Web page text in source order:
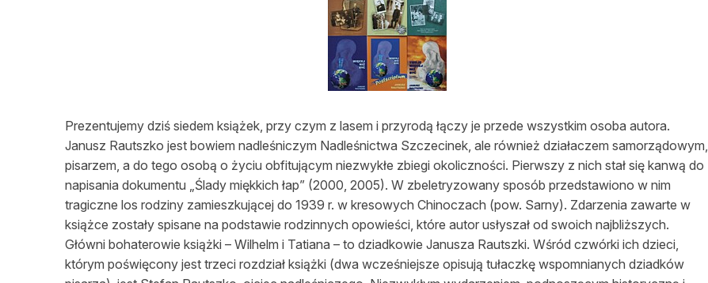
Lasy prywatne
Prezentujemy dziś siedem książek, przy czym z lasem i przyrodą łączy je przede wszystkim osoba autora.
Janusz Rautszko jest bowiem nadleśniczym Nadleśnictwa Szczecinek, ale również działaczem samorządowym,
pisarzem, a do tego osobą o życiu obfitującym niezwykłe zbiegi okoliczności. Pierwszy z nich stał się kanwą do
napisania dokumentu „Ślady miękkich łap” (2000, 2005). W zbeletryzowany sposób przedstawiono w nim
tragiczne los rodziny zamieszkującej do 1939 r. w kresowych Chinoczach (pow. Sarny). Zdarzenia zawarte w
książce zostały spisane na podstawie rodzinnych opowieści, które autor usłyszał od swoich najbliższych.
Główni bohaterowie książki – Wilhelm i Tatiana – to dziadkowie Janusza Rautszki. Wśród czwórki ich dzieci,
którym poświęcony jest trzeci rozdział książki (dwa wcześniejsze opisują tułaczkę wspomnianych dziadków